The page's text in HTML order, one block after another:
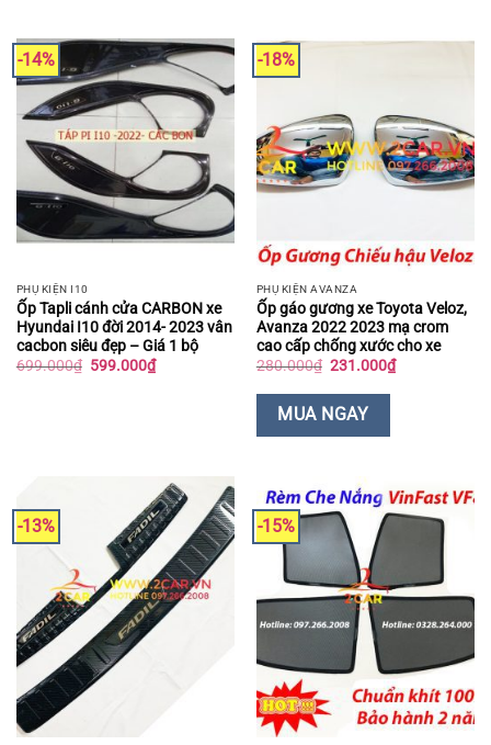
-14%
PHỤ KIỆN I10
Ốp Tapli cánh cửa CARBON xe
Hyundai I10 đời 2014- 2023 vân
cacbon siêu đẹp – Giá 1 bộ
699.000₫ Giá
599.000₫Giá
hiện
-18%
PHỤ KIỆN AVANZA
Ốp gáo gương xe Toyota Veloz,
Avanza 2022 2023 mạ crom
cao cấp chống xước cho xe
280.000₫ Giá
là:
280.000₫.
231.000₫Giá
hiện
MUA NGAY
-13% -15%